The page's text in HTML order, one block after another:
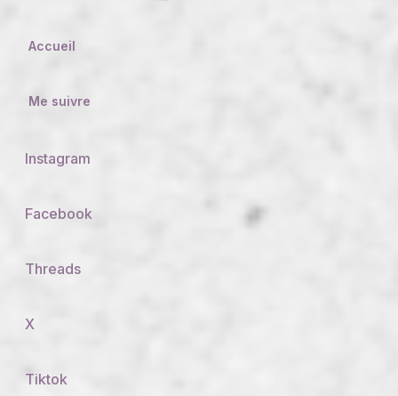
Accueil
Me suivre
Instagram
Facebook
Threads
X
Tiktok